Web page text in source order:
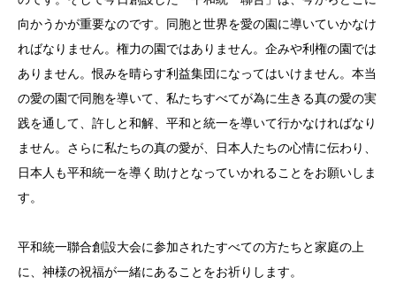
向かうかが重要なのです。同胞と世界を愛の園に導いていかなけ
ればなりません。権力の園ではありません。企みや利権の園では
ありません。恨みを晴らす利益集団になってはいけません。本当
の愛の園で同胞を導いて、私たちすべてが為に生きる真の愛の実
践を通して、許しと和解、平和と統一を導いて行かなければなり
ません。さらに私たちの真の愛が、日本人たちの心情に伝わり、
日本人も平和統一を導く助けとなっていかれることをお願いしま
す。
平和統一聯合創設大会に参加されたすべての方たちと家庭の上
に、神様の祝福が一緒にあることをお祈りします。